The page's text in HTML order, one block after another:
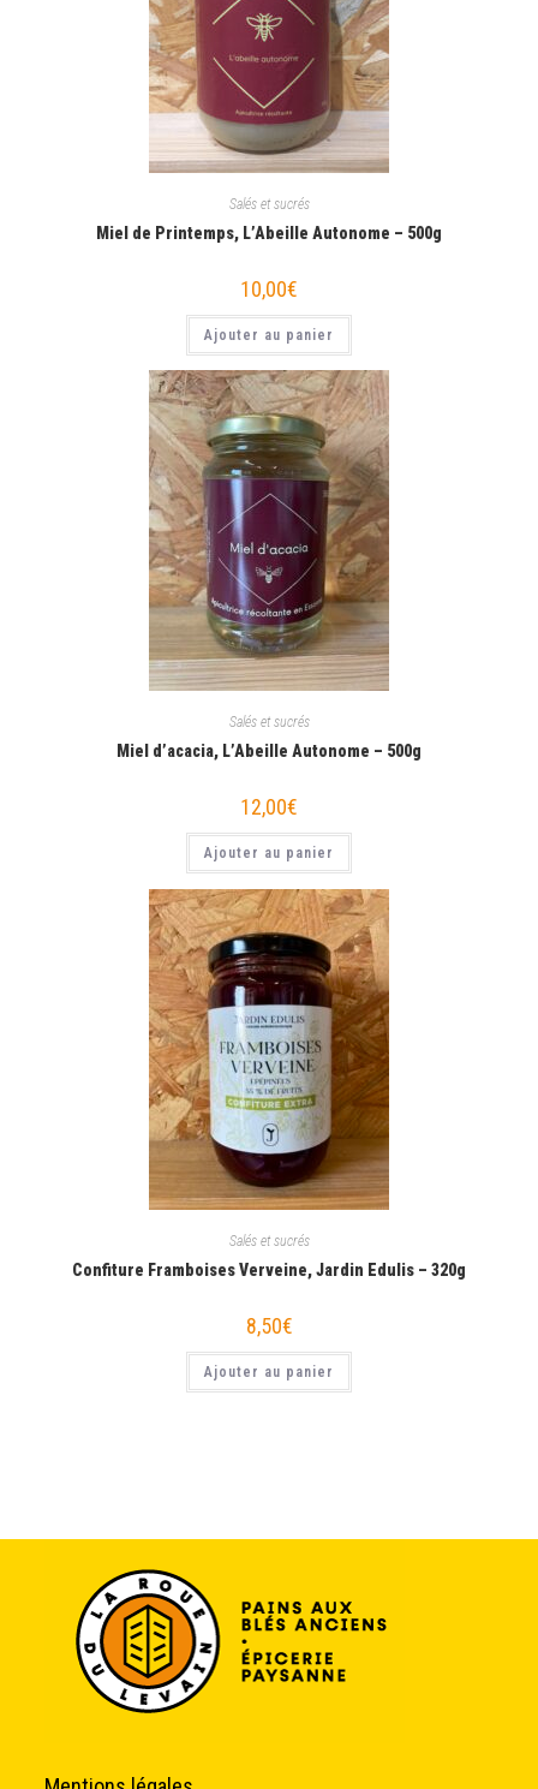
Salés et sucrés
Miel de Printemps, L’Abeille Autonome – 500g
10,00€
Ajouter au panier
Salés et sucrés
Miel d’acacia, L’Abeille Autonome – 500g
12,00€
Ajouter au panier
Salés et sucrés
Confiture Framboises Verveine, Jardin Edulis – 320g
8,50€
Ajouter au panier